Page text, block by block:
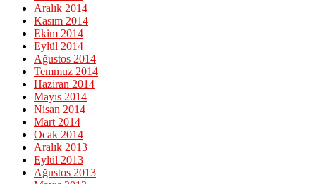
Aralık 2014
Kasım 2014
Ekim 2014
Eylül 2014
Ağustos 2014
Temmuz 2014
Haziran 2014
Mayıs 2014
Nisan 2014
Mart 2014
Ocak 2014
Aralık 2013
Eylül 2013
Ağustos 2013